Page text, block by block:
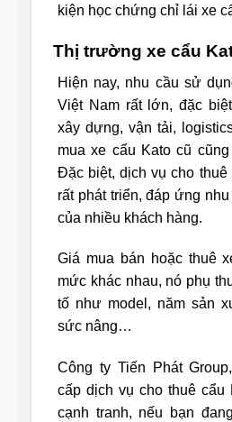
kiện học chứng chỉ lái xe
Thị trường xe cẩu
Hiện nay, nhu cầu sử
Việt Nam rất lớn, đặc
xây dựng, vận tải,
mua xe cẩu Kato cũ
Đặc biệt, dịch vụ cho thuê
rất phát triển, đáp ứng
của nhiều khách hàng.
Giá mua bán hoặc thuê
mức khác nhau, nó phụ
tố như model, năm sản
sức nâng…
Công ty Tiến Phát
cấp dịch vụ cho thuê
cạnh tranh, nếu bạn